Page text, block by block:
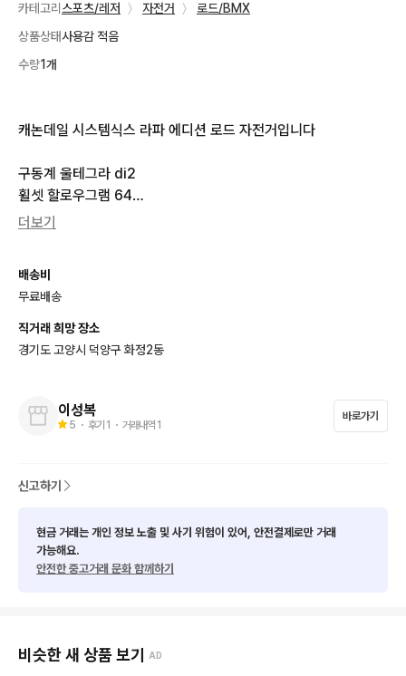
카테고리 스포츠/레저 〉 자전거 〉
로드/BMX
상품상태사용감 적음
수량1개
캐논데일 시스템식스 라파 에디션 로드 자전거입니다
구동계 울테그라 di2
휠셋 할로우그램 64
안장 시마노 프로 스텔스 카본레일
사이즈 47
리어 뒷드레일쪽 기스있고 나머지는 특별히 생활기스외 특이사항
없습니다. 페달 제외 입니다. 2차구매자인데 사이즈 실패로 팝니
더보기
배송비
무료배송
직거래 희망 장소
경기도 고양시 덕양구 화정2동
이성복
5 ・ 후기 1 ・ 거래내역 1
바로가기
신고하기
현금 거래는 개인 정보 노출 및 사기 위험이 있어, 안전결제로만 거래
가능해요.
안전한 중고거래 문화 함께하기
비슷한 새 상품 보기 AD